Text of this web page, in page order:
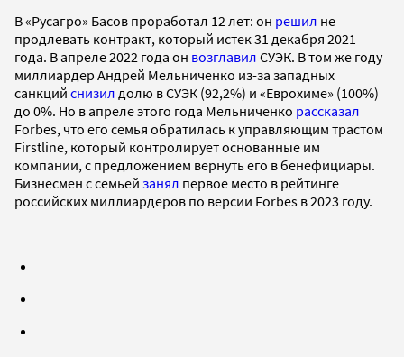
В «Русагро» Басов проработал 12 лет: он решил не
продлевать контракт, который истек 31 декабря 2021
года. В апреле 2022 года он возглавил СУЭК. В том же году
миллиардер Андрей Мельниченко из-за западных
санкций снизил долю в СУЭК (92,2%) и «Еврохиме» (100%)
до 0%. Но в апреле этого года Мельниченко рассказал
Forbes, что его семья обратилась к управляющим трастом
Firstline, который контролирует основанные им
компании, с предложением вернуть его в бенефициары.
Бизнесмен с семьей занял первое место в рейтинге
российских миллиардеров по версии Forbes в 2023 году.